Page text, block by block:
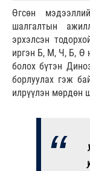
Өгсөн
шалгалтын
эрхэлсэн
иргэн Б, М, Ч, Б, Ө
болох бүтэн
борлуулах гэж
илрүүлэн мөрдөн